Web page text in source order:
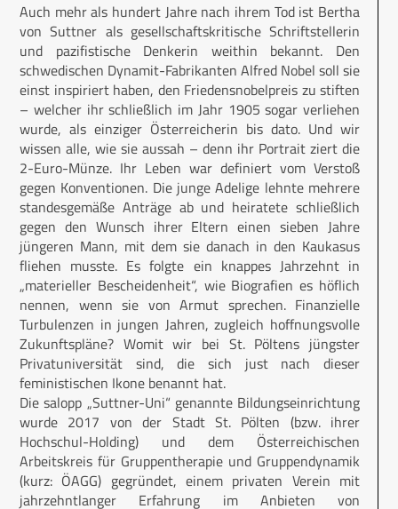
Auch mehr als hundert Jahre nach ihrem Tod ist Bertha
von Suttner als gesellschaftskritische Schriftstellerin
und pazifis­tische Denkerin weithin bekannt. Den
schwedischen Dynamit-Fabrikanten Alfred Nobel soll sie
einst inspiriert haben, den Friedensnobelpreis zu stiften
– welcher ihr schließlich im Jahr 1905 sogar verliehen
wurde, als einziger Österreicherin bis dato. Und wir
wissen alle, wie sie aussah – denn ihr Portrait ziert die
2-Euro-Münze. Ihr Leben war definiert vom Verstoß
gegen Konventionen. Die junge Adelige lehnte mehrere
standesgemäße Anträge ab und heiratete schließlich
gegen den Wunsch ihrer Eltern einen sieben Jahre
jüngeren Mann, mit dem sie danach in den Kaukasus
fliehen musste. Es folgte ein knappes Jahrzehnt in
„materieller Bescheidenheit“, wie Biografien es höflich
nennen, wenn sie von Armut sprechen. Finanzielle
Turbulenzen in jungen Jahren, zugleich hoffnungsvolle
Zukunftspläne? Womit wir bei St. Pöltens jüngster
Privatuniversität sind, die sich just nach dieser
feministischen Ikone benannt hat.
Die salopp „Suttner-Uni“ genannte Bildungseinrichtung
wurde 2017 von der Stadt St. Pölten (bzw. ihrer
Hochschul-Holding) und dem Österreichischen
Arbeitskreis für Gruppentherapie und Gruppendynamik
(kurz: ÖAGG) gegründet, einem privaten Verein mit
jahrzehntlanger Erfahrung im Anbieten von